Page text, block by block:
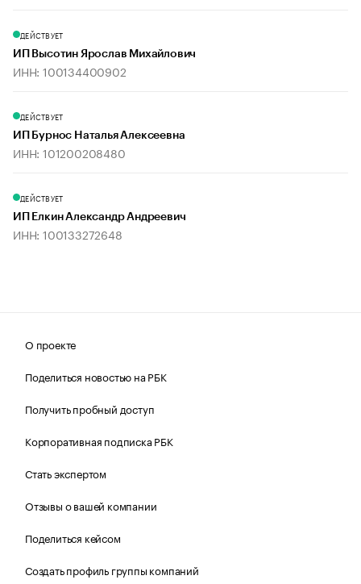
ДЕЙСТВУЕТ
ИП Высотин Ярослав Михайлович
ИНН: 100134400902
ДЕЙСТВУЕТ
ИП Бурнос Наталья Алексеевна
ИНН: 101200208480
ДЕЙСТВУЕТ
ИП Елкин Александр Андреевич
ИНН: 100133272648
О проекте
Поделиться новостью на РБК
Получить пробный доступ
Корпоративная подписка РБК
Стать экспертом
Отзывы о вашей компании
Поделиться кейсом
Создать профиль группы компаний